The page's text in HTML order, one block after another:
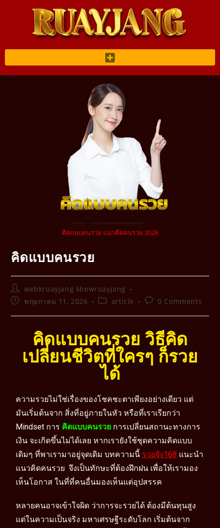
คิดแบบคนรวย แนวคิดคนรวย 2026
คิดแบบคนรวย
webkruayjang kbewruayjang
พฤษภาคม 11, 2026
article 0 Comments
คิดแบบคนรวย วิธีคิด
เปลี่ยนชีวิตที่ใครๆ ก็รวย
ได้
ความรวยไม่ใช่เรื่องของโชคชะตาเพียงอย่างเดียว แต่
มันเริ่มต้นจาก สิ่งที่อยู่ภายในหัว หรือที่เราเรียกว่า
Mindset การ คิดแบบคนรวย การเปลี่ยนสถานะทางการ
เงิน จะเกิดขึ้นไม่ได้เลย หากเรายังใช้ชุดความคิดแบบ
เดิมๆ ที่พาเรามาอยู่จุดเดิม บทความนี้ รวยจัง168 แนะนำ
แนวคิดคนรวย จึงเป็นทักษะที่ต้องฝึกฝน เพื่อให้เรามอง
เห็นโอกาส ในที่ที่คนอื่นมองเห็นแต่อุปสรรค
หลายคนอาจเข้าใจผิด ว่าการจะรวยได้ ต้องมีต้นทุนสูง
แต่ในความเป็นจริง มหาเศรษฐีระดับโลก เริ่มต้นจาก